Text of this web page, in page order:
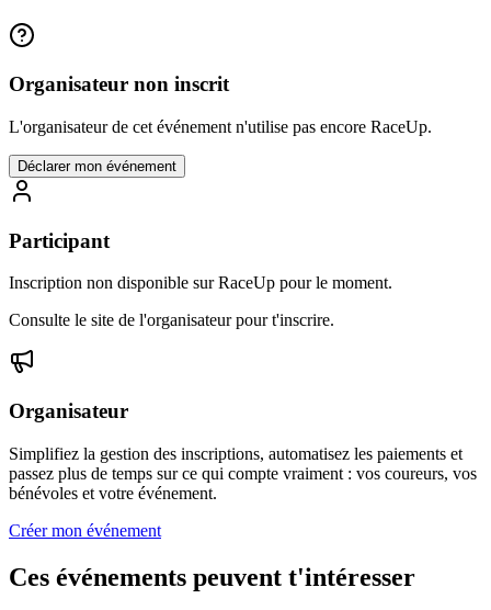
Organisateur non inscrit
L'organisateur de cet événement n'utilise pas encore RaceUp.
Déclarer mon événement
Participant
Inscription non disponible sur RaceUp pour le moment.
Consulte le site de l'organisateur pour t'inscrire.
Organisateur
Simplifiez la gestion des inscriptions, automatisez les paiements et
passez plus de temps sur ce qui compte vraiment : vos coureurs, vos
bénévoles et votre événement.
Créer mon événement
Ces événements peuvent t'intéresser